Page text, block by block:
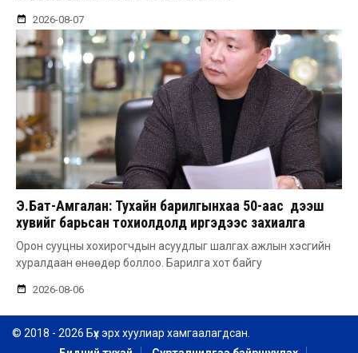
2026-08-07
Э.Бат-Амгалан: Тухайн барилгынхаа 50-аас дээш
хувийг барьсан тохиолдолд иргэдээс захиалга
авдаг болгоно
Орон сууцны хохирогчдын асуудлыг шалгах ажлын хэсгийн
хуралдаан өнөөдөр боллоо. Барилга хот байгу
2026-08-06
© 2018 - 2026 Бүх эрх хуулиар хамгаалагдсан.